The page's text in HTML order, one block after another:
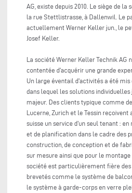
AG, existe depuis 2010. Le siège de la
la rue Stettlistrasse, à Dallenwil. Le
actuellement Werner Keller jun., le
Josef Keller.
La société Werner Keller Technik AG
contentée d'acquérir une grande
Un large éventail d'activités a été
dans lequel les solutions
majeur. Des clients typique comme
Lucerne, Zurich et le Tessin reçoivent
suisse un service d'un seul tenant :
et de planification dans le cadre des
construction, de conception et de
sur mesure ainsi que pour le montage
société est particulièrement fière
brevetés comme le système de
le système à garde-corps en verre